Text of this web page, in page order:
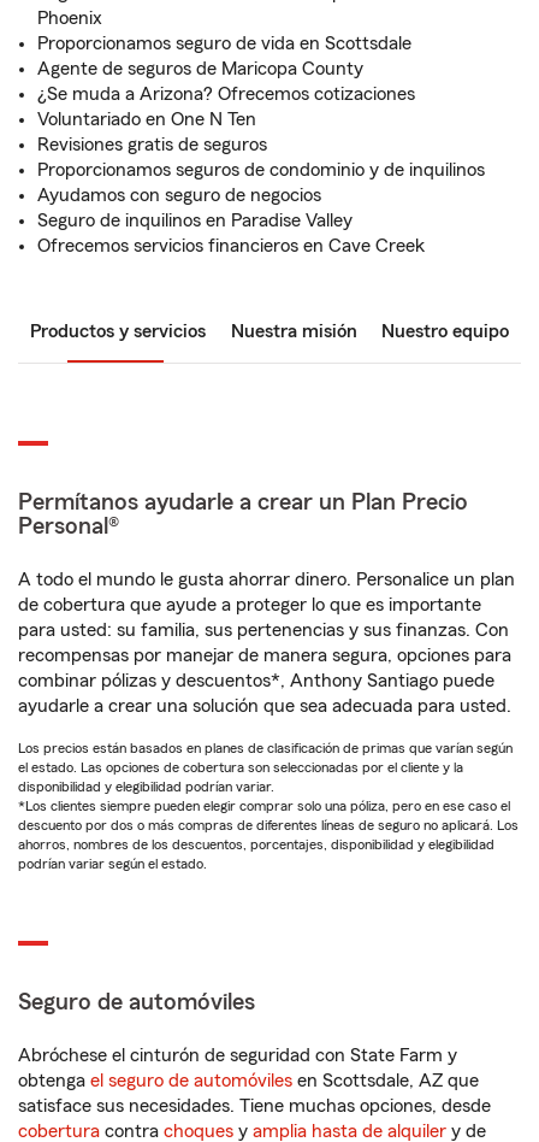
Phoenix
Proporcionamos seguro de vida en Scottsdale
Agente de seguros de Maricopa County
¿Se muda a Arizona? Ofrecemos cotizaciones
Voluntariado en One N Ten
Revisiones gratis de seguros
Proporcionamos seguros de condominio y de inquilinos
Ayudamos con seguro de negocios
Seguro de inquilinos en Paradise Valley
Ofrecemos servicios financieros en Cave Creek
Productos y servicios Nuestra misión Nuestro equipo
Permítanos ayudarle a crear un Plan Precio
Personal®
A todo el mundo le gusta ahorrar dinero. Personalice un plan
de cobertura que ayude a proteger lo que es importante
para usted: su familia, sus pertenencias y sus finanzas. Con
recompensas por manejar de manera segura, opciones para
combinar pólizas y descuentos*, Anthony Santiago puede
ayudarle a crear una solución que sea adecuada para usted.
Los precios están basados en planes de clasificación de primas que varían según
el estado. Las opciones de cobertura son seleccionadas por el cliente y la
disponibilidad y elegibilidad podrían variar.
*Los clientes siempre pueden elegir comprar solo una póliza, pero en ese caso el
descuento por dos o más compras de diferentes líneas de seguro no aplicará. Los
ahorros, nombres de los descuentos, porcentajes, disponibilidad y elegibilidad
podrían variar según el estado.
Seguro de automóviles
Abróchese el cinturón de seguridad con State Farm y
obtenga el seguro de automóviles en Scottsdale, AZ que
satisface sus necesidades. Tiene muchas opciones, desde
cobertura contra choques y amplia hasta de alquiler y de